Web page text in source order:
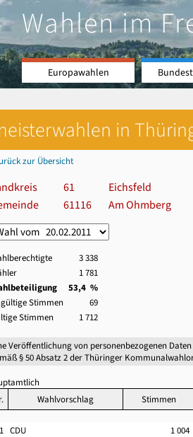
Wahlen im
Europawahlen
in
zur Übersicht
61
Eichsfeld
61116 Am Ohmberg
3 338
1 781
53,4 %
Stimmen
69
Stimmen
1 712
Veröffentlichung von personenbezogenen
§ 50 Absatz 2 der Thüringer
Wahlvorschlag Stimmen
1 CDU
1 004